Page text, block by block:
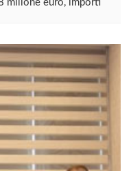
milionë euro, importi